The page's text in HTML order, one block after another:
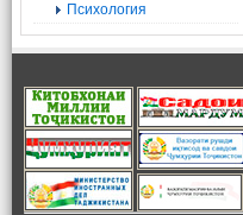
Психология